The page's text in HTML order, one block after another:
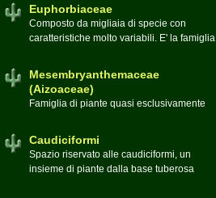
Euphorbiaceae
Composto da migliaia di specie con
caratteristiche molto variabili. E' la famiglia
popolazioni anche nel nostro paese
Moderatorebeppe58
Mesembryanthemaceae
(Aizoaceae)
Famiglia di piante quasi esclusivamente
appartenenti alla famiglia
Caudiciformi
Spazio riservato alle caudiciformi, un
insieme di piante dalla base tuberosa